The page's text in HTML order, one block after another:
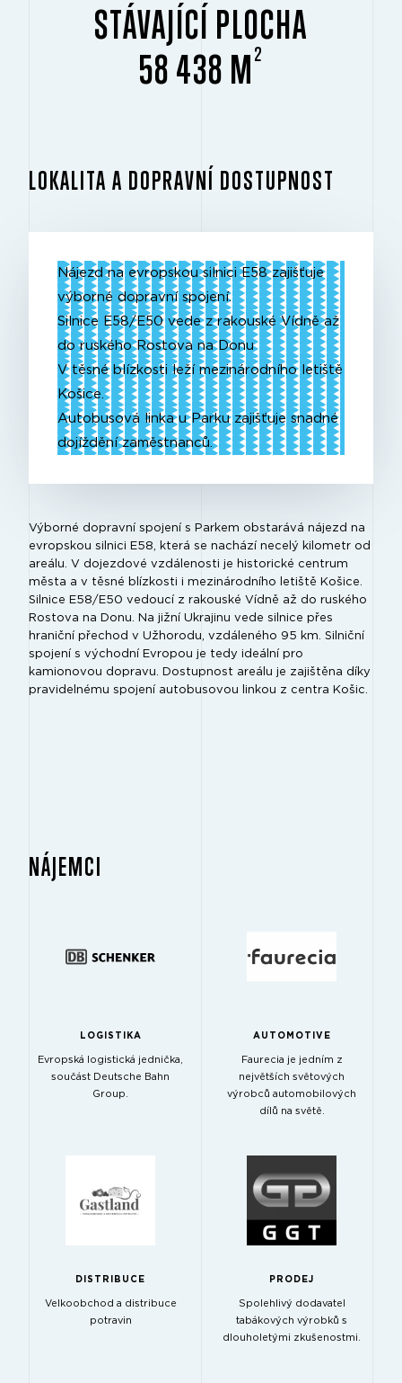
STÁVAJÍCÍ PLOCHA
58 438 M 2
LOKALITA A DOPRAVNÍ DOSTUPNOST
Nájezd na evropskou silnici E58 zajišťuje
výborné dopravní spojení.
Silnice E58/E50 vede z rakouské Vídně až
do ruského Rostova na Donu
V těsné blízkosti leží mezinárodního letiště
Košice.
Autobusová linka u Parku zajišťuje snadné
dojíždění zaměstnanců.
Výborné dopravní spojení s Parkem obstarává nájezd na
evropskou silnici E58, která se nachází necelý kilometr od
areálu. V dojezdové vzdálenosti je historické centrum
města a v těsné blízkosti i mezinárodního letiště Košice.
Silnice E58/E50 vedoucí z rakouské Vídně až do ruského
Rostova na Donu. Na jižní Ukrajinu vede silnice přes
hraniční přechod v Užhorodu, vzdáleného 95 km. Silniční
spojení s východní Evropou je tedy ideální pro
kamionovou dopravu. Dostupnost areálu je zajištěna díky
pravidelnému spojení autobusovou linkou z centra Košic.
NÁJEMCI
LOGISTIKA
Evropská logistická jednička,
součást Deutsche Bahn
Group.
AUTOMOTIVE
Faurecia je jedním z
největších světových
výrobců automobilových
dílů na světě.
DISTRIBUCE
Velkoobchod a distribuce
potravin
PRODEJ
Spolehlivý dodavatel
tabákových výrobků s
dlouholetými zkušenostmi.